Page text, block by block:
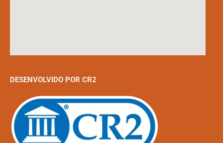
DESENVOLVIDO POR CR2